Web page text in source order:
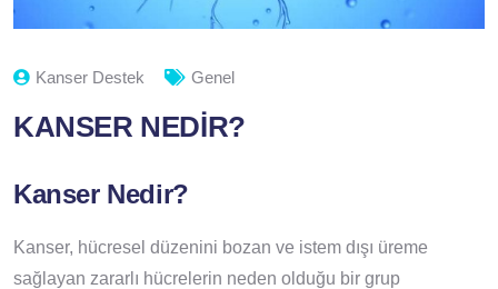
Kanser Destek Genel
KANSER NEDİR?
Kanser Nedir?
Kanser, hücresel düzenini bozan ve istem dışı üreme
sağlayan zararlı hücrelerin neden olduğu bir grup